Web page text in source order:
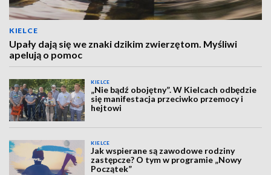
KIELCE
Upały dają się we znaki dzikim zwierzętom. Myśliwi
apelują o pomoc
KIELCE
„Nie bądź obojętny”. W Kielcach odbędzie
się manifestacja przeciwko przemocy i
hejtowi
KIELCE
Jak wspierane są zawodowe rodziny
zastępcze? O tym w programie „Nowy
Początek”